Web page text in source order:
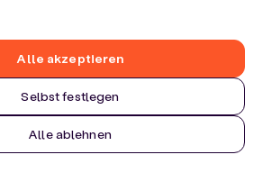
Selbst festlegen
Alle ablehnen
Alle akzeptieren